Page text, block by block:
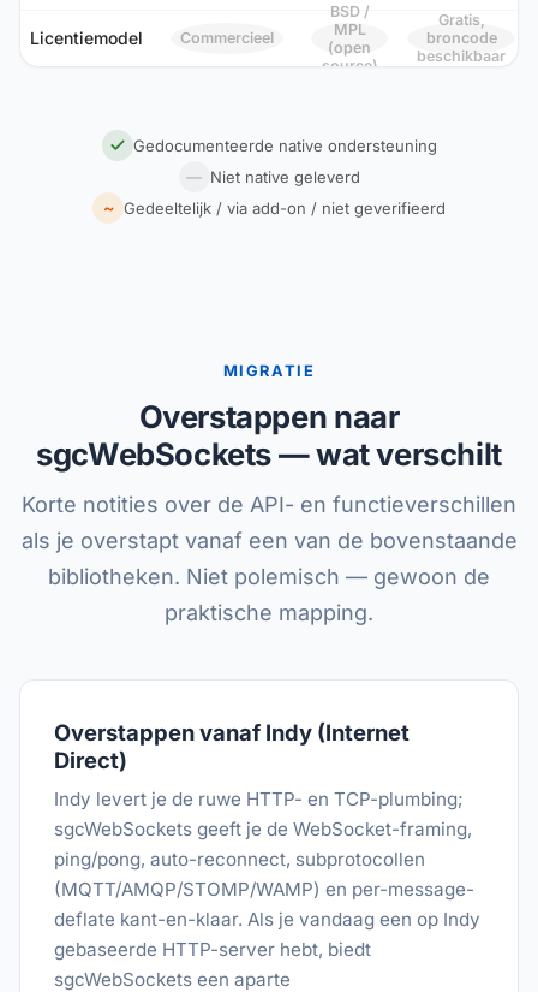
Licentiemodel Commercieel
BSD /
MPL
(open
source)
Gratis,
broncode
beschikbaar
Gedocumenteerde native ondersteuning
— Niet native geleverd
~ Gedeeltelijk / via add-on / niet geverifieerd
MIGRATIE
Overstappen naar
sgcWebSockets — wat verschilt
Korte notities over de API- en functieverschillen
als je overstapt vanaf een van de bovenstaande
bibliotheken. Niet polemisch — gewoon de
praktische mapping.
Overstappen vanaf Indy (Internet
Direct)
Indy levert je de ruwe HTTP- en TCP-plumbing;
sgcWebSockets geeft je de WebSocket-framing,
ping/pong, auto-reconnect, subprotocollen
(MQTT/AMQP/STOMP/WAMP) en per-message-
deflate kant-en-klaar. Als je vandaag een op Indy
gebaseerde HTTP-server hebt, biedt
sgcWebSockets een aparte